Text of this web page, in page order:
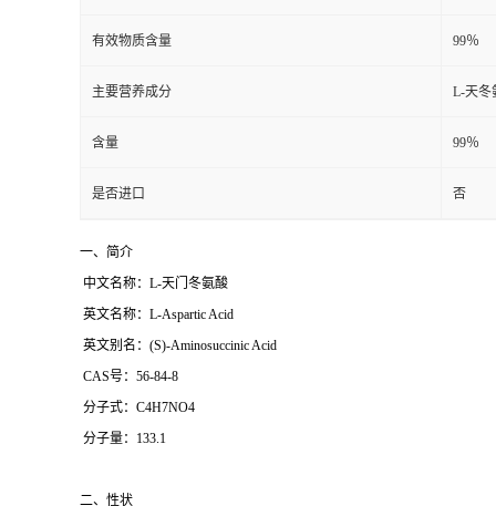
有效物质含量 99％
主要营养成分 L-天冬
含量 99％
是否进口 否
一、简介
中文名称：L-天门冬氨酸
英文名称：L-Aspartic Acid
英文别名：(S)-Aminosuccinic Acid
CAS号：56-84-8
分子式：C4H7NO4
分子量：133.1
二、性状